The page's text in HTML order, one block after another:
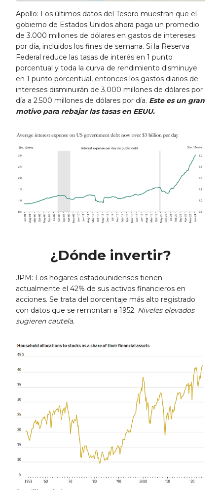
Apollo: Los últimos datos del Tesoro muestran que el
gobierno de Estados Unidos ahora paga un promedio
de 3.000 millones de dólares en gastos de intereses
por día, incluidos los fines de semana. Si la Reserva
Federal reduce las tasas de interés en 1 punto
porcentual y toda la curva de rendimiento disminuye
en 1 punto porcentual, entonces los gastos diarios de
intereses disminuirán de 3.000 millones de dólares por
día a 2.500 millones de dólares por día. Este es un gran
motivo para rebajar las tasas en EEUU.
¿Dónde invertir?
JPM: Los hogares estadounidenses tienen
actualmente el 42% de sus activos financieros en
acciones. Se trata del porcentaje más alto registrado
con datos que se remontan a 1952. Niveles elevados
sugieren cautela.